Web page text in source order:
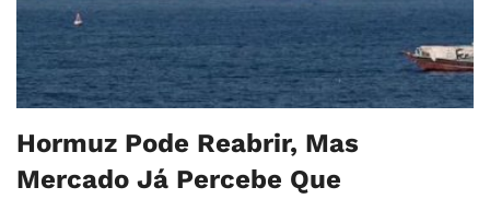
Hormuz Pode Reabrir, Mas
Mercado Já Percebe Que